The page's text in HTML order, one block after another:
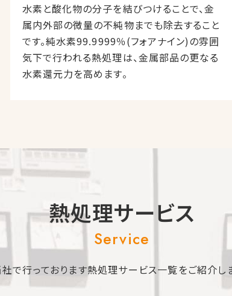
水素と酸化物の分子を結びつけることで、金
属内外部の微量の不純物までも除去すること
です。純水素99.9999％(フォアナイン)の雰囲
気下で行われる熱処理は、金属部品の更なる
水素還元力を高めます。
熱処理サービス
Service
で行っております熱処理サービス一覧をご紹介し